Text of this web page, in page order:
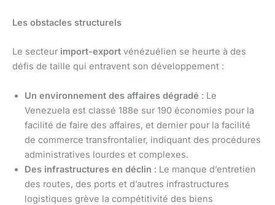
Les obstacles structurels
Le secteur import-export vénézuélien se heurte à des
défis de taille qui entravent son développement :
Un environnement des affaires dégradé : Le
Venezuela est classé 188e sur 190 économies pour la
facilité de faire des affaires, et dernier pour la facilité
de commerce transfrontalier, indiquant des procédures
administratives lourdes et complexes.
Des infrastructures en déclin : Le manque d’entretien
des routes, des ports et d’autres infrastructures
logistiques grève la compétitivité des biens